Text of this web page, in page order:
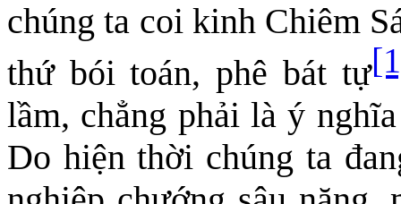
chúng ta coi kinh Chiêm
thứ bói toán, phê bát tự
lầm, chẳng phải là ý
Do hiện thời chúng ta